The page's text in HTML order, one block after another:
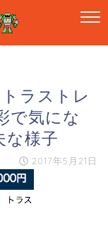
ラストレ
で気にな
な様子
2017年5月21日